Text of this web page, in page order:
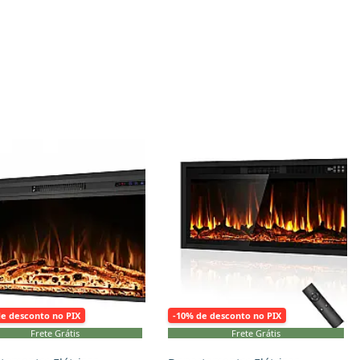
desconto no PIX
Frete Grátis
-10% de desconto no PIX
Frete Grátis